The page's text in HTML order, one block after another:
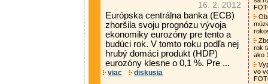
16. 2. 2012
Európska centrálna banka (ECB)
zhoršila svoju prognózu vývoja
ekonomiky eurozóny pre tento a
budúci rok. V tomto roku podľa nej
hrubý domáci produkt (HDP)
eurozóny klesne o 0,1 %. Pre ...
viac diskusia
rok
ako
vo